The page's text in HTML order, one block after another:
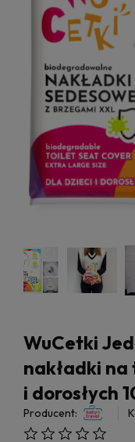
WuCetki
nakładki
i dorosłych
Producent: